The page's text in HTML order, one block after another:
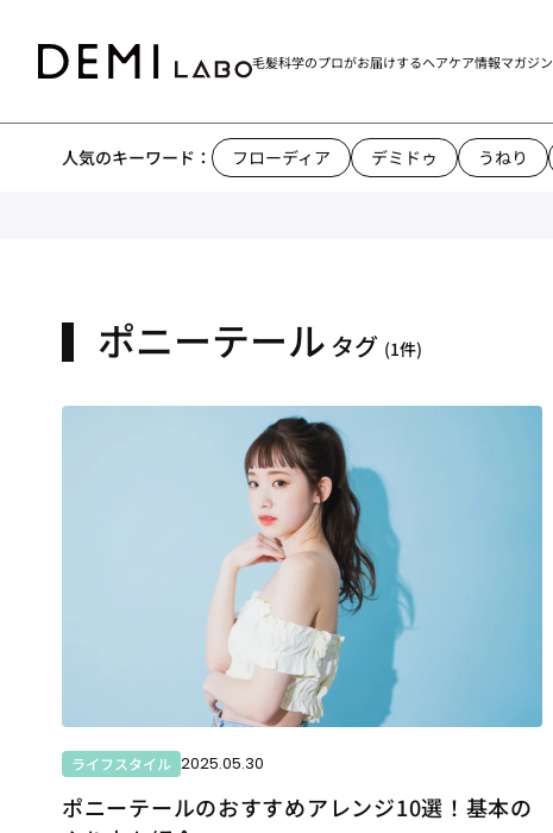
毛髪科学のプロがお届けするヘアケア情報マガジン
人気のキーワード： フローディア デミドゥ うねり
ポニーテール タグ (1件)
ライフスタイル 2025.05.30
ポニーテールのおすすめアレンジ10選！基本の